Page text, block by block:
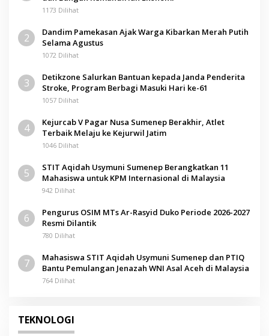
1173 Dilihat
2
Dandim Pamekasan Ajak Warga Kibarkan Merah Putih
Selama Agustus
1072 Dilihat
3
Detikzone Salurkan Bantuan kepada Janda Penderita
Stroke, Program Berbagi Masuki Hari ke-61
1057 Dilihat
4
Kejurcab V Pagar Nusa Sumenep Berakhir, Atlet
Terbaik Melaju ke Kejurwil Jatim
1046 Dilihat
5
STIT Aqidah Usymuni Sumenep Berangkatkan 11
Mahasiswa untuk KPM Internasional di Malaysia
942 Dilihat
6
Pengurus OSIM MTs Ar-Rasyid Duko Periode 2026-2027
Resmi Dilantik
780 Dilihat
7
Mahasiswa STIT Aqidah Usymuni Sumenep dan PTIQ
Bantu Pemulangan Jenazah WNI Asal Aceh di Malaysia
764 Dilihat
TEKNOLOGI